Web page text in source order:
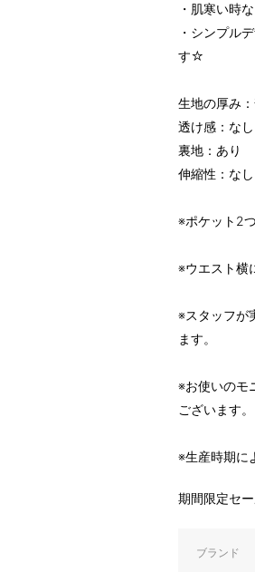
・肌寒い時
・シンプル
す☆
生地の厚み
透け感：なし
裏地：あり
伸縮性：なし
※ポケット2つ
※ウエスト横
※スタッフが
ます。
※お使いのモ
ございます。
※生産時期に
期間限定セ
ブランド